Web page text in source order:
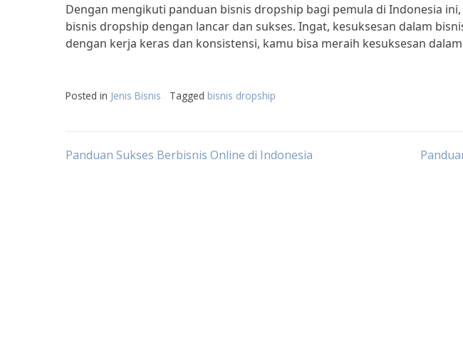
Dengan mengikuti panduan bisnis dropship bagi pemula di Indonesia
bisnis dropship dengan lancar dan sukses. Ingat, kesuksesan dalam
dengan kerja keras dan konsistensi, kamu bisa meraih kesuksesan
Posted in Jenis Bisnis Tagged bisnis dropship
Post
Panduan Sukses Berbisnis Online di Indonesia